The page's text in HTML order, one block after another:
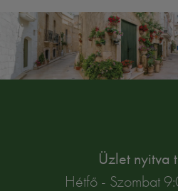
Üzlet nyitva
Hétfő - Szombat